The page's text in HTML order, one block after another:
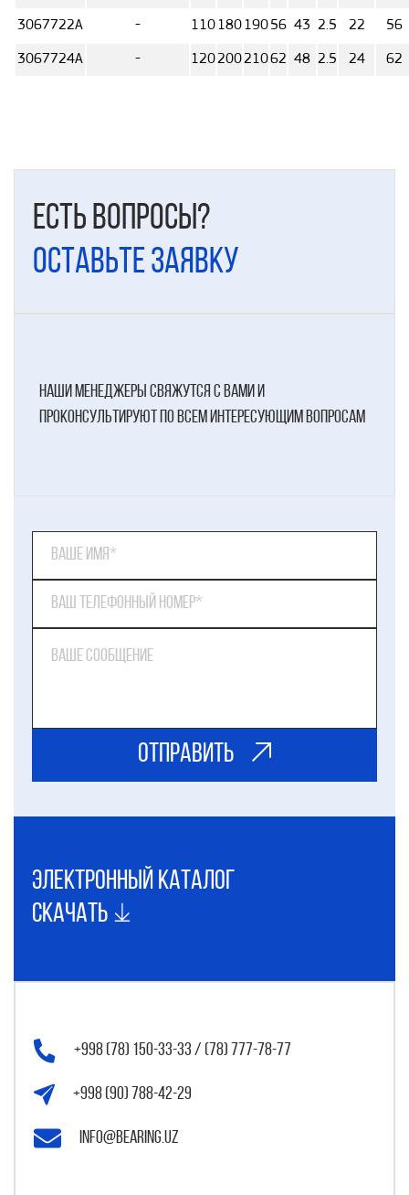
3067722А - 11018019056 43 2.5 22 56
3067724А - 12020021062 48 2.5 24 62
Есть вопросы?
Оставьте заявку
наши менеджеры свяжутся с вами и
проконсультируют по всем интересующим вопросам
ОТправить
электронный каталог
Скачать
+998 (78) 150-33-33 / (78) 777-78-77
+998 (90) 788-42-29
info@bearing.uz